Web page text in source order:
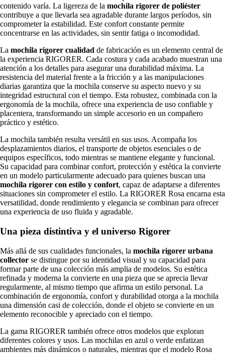
contenido varía. La ligereza de la mochila rigorer de poliéster
contribuye a que llevarla sea agradable durante largos períodos, sin
comprometer la estabilidad. Este confort constante permite
concentrarse en las actividades, sin sentir fatiga o incomodidad.
La mochila rigorer cualidad de fabricación es un elemento central de
la experiencia RIGORER. Cada costura y cada acabado muestran una
atención a los detalles para asegurar una durabilidad máxima. La
resistencia del material frente a la fricción y a las manipulaciones
diarias garantiza que la mochila conserve su aspecto nuevo y su
integridad estructural con el tiempo. Esta robustez, combinada con la
ergonomía de la mochila, ofrece una experiencia de uso confiable y
placentera, transformando un simple accesorio en un compañero
práctico y estético.
La mochila también resulta versátil en sus usos. Acompaña los
desplazamientos diarios, el transporte de objetos esenciales o de
equipos específicos, todo mientras se mantiene elegante y funcional.
Su capacidad para combinar confort, protección y estética la convierte
en un modelo particularmente adecuado para quienes buscan una
mochila rigorer con estilo y confort, capaz de adaptarse a diferentes
situaciones sin comprometer el estilo. La RIGORER Rosa encarna esta
versatilidad, donde rendimiento y elegancia se combinan para ofrecer
una experiencia de uso fluida y agradable.
Una pieza distintiva y el universo Rigorer
Más allá de sus cualidades funcionales, la mochila rigorer urbana
collector se distingue por su identidad visual y su capacidad para
formar parte de una colección más amplia de modelos. Su estética
refinada y moderna la convierte en una pieza que se aprecia llevar
regularmente, al mismo tiempo que afirma un estilo personal. La
combinación de ergonomía, confort y durabilidad otorga a la mochila
una dimensión casi de colección, donde el objeto se convierte en un
elemento reconocible y apreciado con el tiempo.
La gama RIGORER también ofrece otros modelos que exploran
diferentes colores y usos. Las mochilas en azul o verde enfatizan
ambientes más dinámicos o naturales, mientras que el modelo Rosa